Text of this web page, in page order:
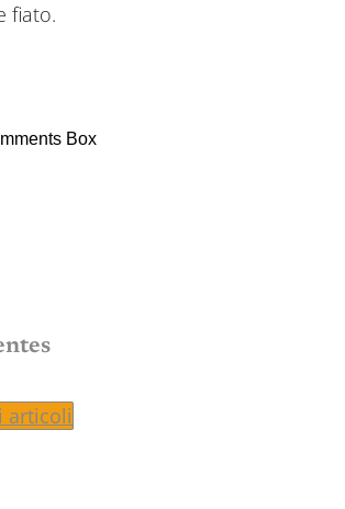
fiato.
Box
articoli